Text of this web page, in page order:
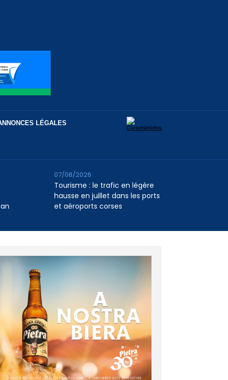
LÉGALES
Tourisme : le trafic en légère
hausse en juillet dans les ports
et aéroports corses
07/08/2026